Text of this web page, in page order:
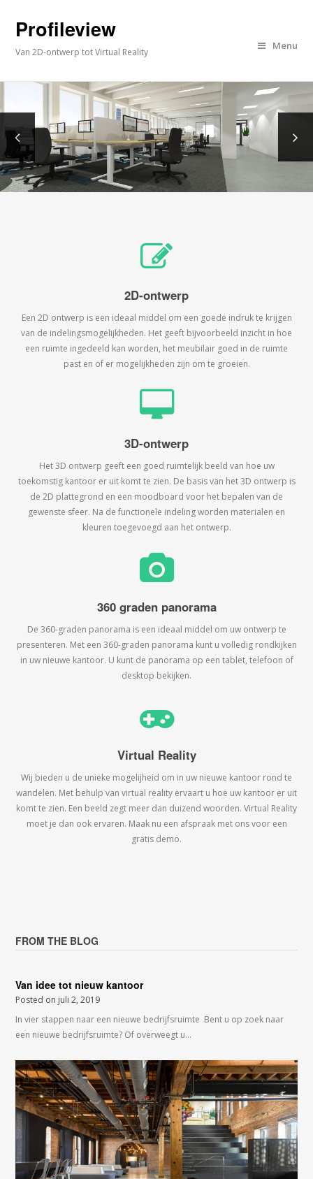
Profileview
Van 2D-ontwerp tot Virtual Reality
Menu
2D-ontwerp
Een 2D ontwerp is een ideaal middel om een goede indruk te krijgen
van de indelingsmogelijkheden. Het geeft bijvoorbeeld inzicht in hoe
een ruimte ingedeeld kan worden, het meubilair goed in de ruimte
past en of er mogelijkheden zijn om te groeien.
3D-ontwerp
Het 3D ontwerp geeft een goed ruimtelijk beeld van hoe uw
toekomstig kantoor er uit komt te zien. De basis van het 3D ontwerp is
de 2D plattegrond en een moodboard voor het bepalen van de
gewenste sfeer. Na de functionele indeling worden materialen en
kleuren toegevoegd aan het ontwerp.
360 graden panorama
De 360-graden panorama is een ideaal middel om uw ontwerp te
presenteren. Met een 360-graden panorama kunt u volledig rondkijken
in uw nieuwe kantoor. U kunt de panorama op een tablet, telefoon of
desktop bekijken.
Virtual Reality
Wij bieden u de unieke mogelijheid om in uw nieuwe kantoor rond te
wandelen. Met behulp van virtual reality ervaart u hoe uw kantoor er uit
komt te zien. Een beeld zegt meer dan duizend woorden. Virtual Reality
moet je dan ook ervaren. Maak nu een afspraak met ons voor een
gratis demo.
FROM THE BLOG
Van idee tot nieuw kantoor
Posted on juli 2, 2019
In vier stappen naar een nieuwe bedrijfsruimte Bent u op zoek naar
een nieuwe bedrijfsruimte? Of overweegt u…